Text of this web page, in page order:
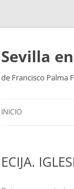
Saltar
contenido
Sevilla
de Francisco Palma
INICIO
ECIJA.